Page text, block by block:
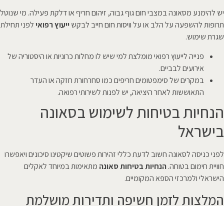
יש להימנע מסאונה במצבי חום גוף גבוה, זיהום חריף או דלקת פעילה. מי שנוטל
תרופות להשפעה על הלב או על וויסות חום חייב לבקשייעוץ רפואי לפני תחילת
שגרת שימוש.
פנייה לייעוץ רפואי מומלצת למי שיש לו מחלות כרוניות או היסטוריה של
אירועים לבביים.
במקרים של סימפטומים חריפים כמו סחרחורת חזקה או העדר
התאוששות לאחר היציאה, יש לפנות לשירותי רפואה.
הנחיות בטיחות לשימוש בסאונה
בישראל
לפני כניסה לסאונה חשוב לדעת כללי זהירות פשוטים שיקטינו סיכונים ויאפשרו
חוויית חימום בטוחה.הנחיות בטיחות סאונה מתאימות במיוחד לאקלים
הישראלי ולמרכזי הספא המקומיים.
המלצות לזמן חשיפה ותדירות מושלמת